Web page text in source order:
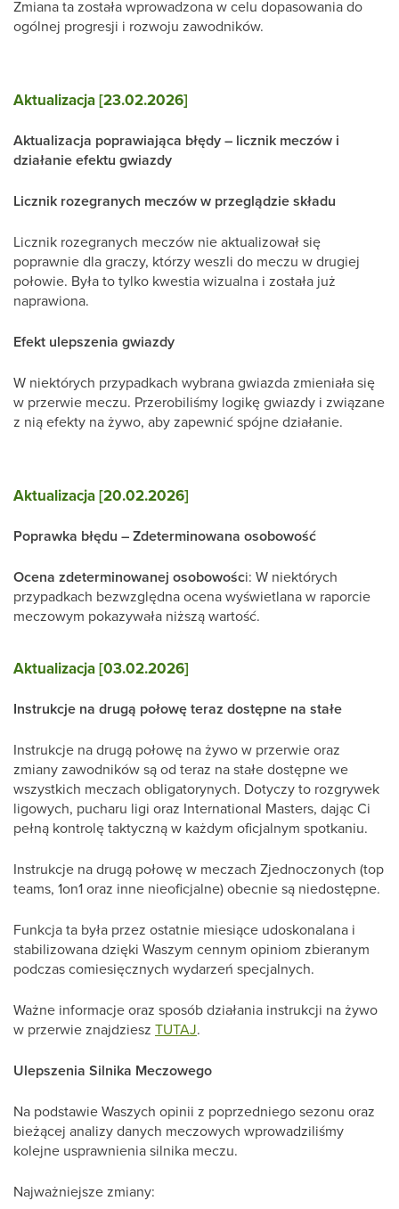
Zmiana ta została wprowadzona w celu dopasowania do
ogólnej progresji i rozwoju zawodników.
Aktualizacja [23.02.2026]
Aktualizacja poprawiająca błędy – licznik meczów i
działanie efektu gwiazdy
Licznik rozegranych meczów w przeglądzie składu
Licznik rozegranych meczów nie aktualizował się
poprawnie dla graczy, którzy weszli do meczu w drugiej
połowie. Była to tylko kwestia wizualna i została już
naprawiona.
Efekt ulepszenia gwiazdy
W niektórych przypadkach wybrana gwiazda zmieniała się
w przerwie meczu. Przerobiliśmy logikę gwiazdy i związane
z nią efekty na żywo, aby zapewnić spójne działanie.
Aktualizacja [20.02.2026]
Poprawka błędu – Zdeterminowana osobowość
Ocena zdeterminowanej osobowości: W niektórych
przypadkach bezwzględna ocena wyświetlana w raporcie
meczowym pokazywała niższą wartość.
Aktualizacja [03.02.2026]
Instrukcje na drugą połowę teraz dostępne na stałe
Instrukcje na drugą połowę na żywo w przerwie oraz
zmiany zawodników są od teraz na stałe dostępne we
wszystkich meczach obligatorynych. Dotyczy to rozgrywek
ligowych, pucharu ligi oraz International Masters, dając Ci
pełną kontrolę taktyczną w każdym oficjalnym spotkaniu.
Instrukcje na drugą połowę w meczach Zjednoczonych (top
teams, 1on1 oraz inne nieoficjalne) obecnie są niedostępne.
Funkcja ta była przez ostatnie miesiące udoskonalana i
stabilizowana dzięki Waszym cennym opiniom zbieranym
podczas comiesięcznych wydarzeń specjalnych.
Ważne informacje oraz sposób działania instrukcji na żywo
w przerwie znajdziesz TUTAJ.
Ulepszenia Silnika Meczowego
Na podstawie Waszych opinii z poprzedniego sezonu oraz
bieżącej analizy danych meczowych wprowadziliśmy
kolejne usprawnienia silnika meczu.
Najważniejsze zmiany: